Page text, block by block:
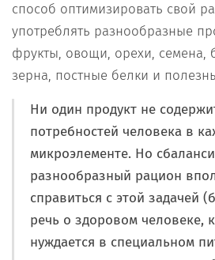
способ оптимизировать свой
употреблять разнообразные
фрукты, овощи, орехи, семена,
зерна, постные белки и
Ни один продукт не
потребностей человека в
микроэлементе. Но
разнообразный рацион
справиться с этой задачей
речь о здоровом человеке,
нуждается в специальном